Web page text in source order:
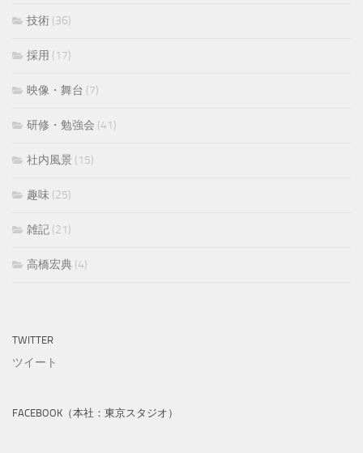
技術 (36)
採用 (17)
映像・舞台 (7)
研修・勉強会 (41)
社内風景 (15)
趣味 (25)
雑記 (21)
高橋宏典 (4)
TWITTER
ツイート
FACEBOOK（本社：東京スタジオ）